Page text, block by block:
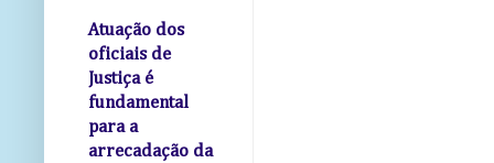
Atuação dos
oficiais de
Justiça é
fundamental
para a
arrecadação da